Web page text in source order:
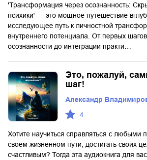
'Трансформация через осознанность:
психики' — это мощное путешествие
исследующее путь к личностной
внутреннего потенциала. От первых
осознанности до интеграции практи…
Это, пожалуй,
шаг!
Александр
4
Хотите научиться справляться с любыми
своем жизненном пути, достигать своих
счастливым? Тогда эта аудиокнига для